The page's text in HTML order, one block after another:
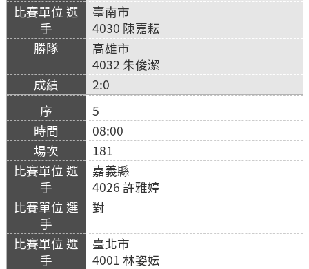
臺南市
4030 陳嘉耘
高雄市
4032 朱俊潔
2:0
5
08:00
181
嘉義縣
4026 許雅婷
對
臺北市
4001 林姿妘